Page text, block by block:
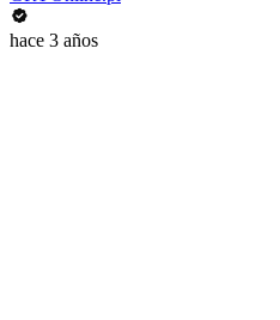
hace 3 años